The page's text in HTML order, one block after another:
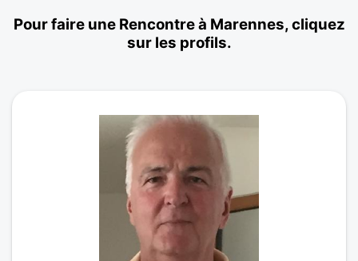
Pour faire une Rencontre à Marennes, cliquez
sur les profils.